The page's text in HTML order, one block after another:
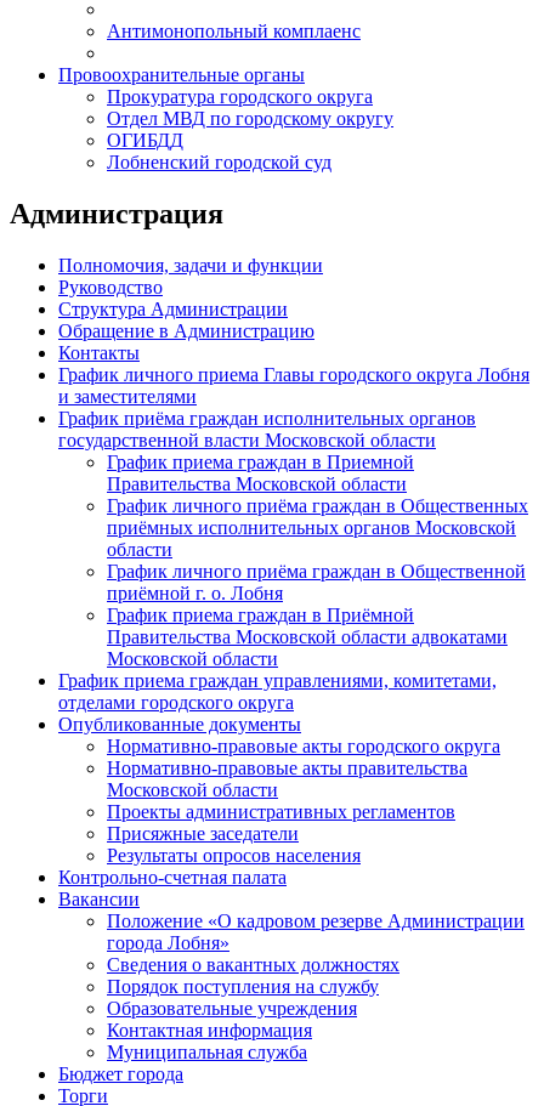
Антимонопольный комплаенс
Провоохранительные органы
Прокуратура городского округа
Отдел МВД по городскому округу
ОГИБДД
Лобненский городской суд
Администрация
Полномочия, задачи и функции
Руководство
Структура Администрации
Обращение в Администрацию
Контакты
График личного приема Главы городского округа Лобня
и заместителями
График приёма граждан исполнительных органов
государственной власти Московской области
График приема граждан в Приемной
Правительства Московской области
График личного приёма граждан в Общественных
приёмных исполнительных органов Московской
области
График личного приёма граждан в Общественной
приёмной г. о. Лобня
График приема граждан в Приёмной
Правительства Московской области адвокатами
Московской области
График приема граждан управлениями, комитетами,
отделами городского округа
Опубликованные документы
Нормативно-правовые акты городского округа
Нормативно-правовые акты правительства
Московской области
Проекты административных регламентов
Присяжные заседатели
Результаты опросов населения
Контрольно-счетная палата
Вакансии
Положение «О кадровом резерве Администрации
города Лобня»
Сведения о вакантных должностях
Порядок поступления на службу
Образовательные учреждения
Контактная информация
Муниципальная служба
Бюджет города
Торги